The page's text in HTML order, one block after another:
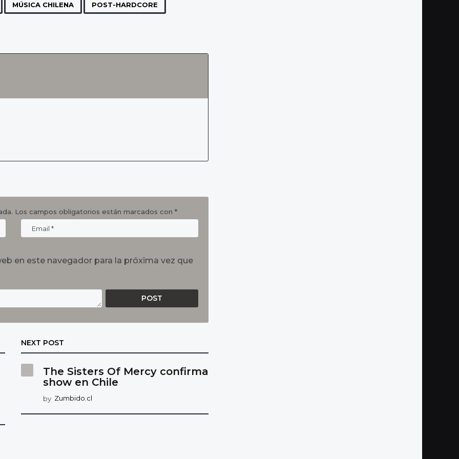
MÚSICA CHILENA POST-HARDCORE
Los campos obligatorios están marcados con *
en este navegador para la próxima vez que
NEXT POST
The Sisters Of Mercy confirma
show en Chile
by Zumbido.cl